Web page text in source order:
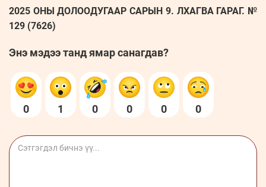
2025 ОНЫ ДОЛООДУГААР САРЫН 9. ЛХАГВА ГАРАГ. №
129 (7626)
Энэ мэдээ танд ямар санагдав?
0 1 0 0 0 0